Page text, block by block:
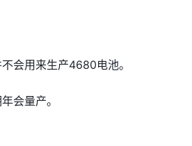
会用来生产4680电池。
会量产。